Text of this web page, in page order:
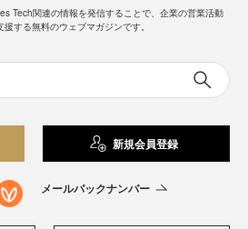
Tech関連の情報を発信することで、企業の営業活動
援する無料のウェブマガジンです。
新規会員登録
メールバックナンバー